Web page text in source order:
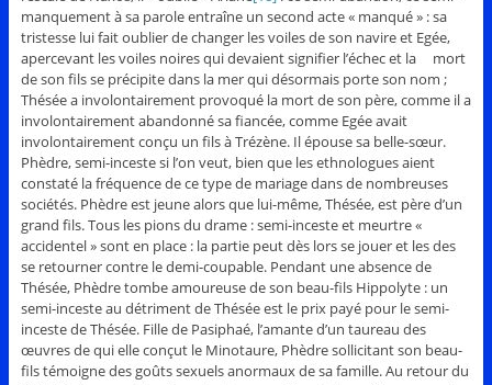
manquement à sa parole entraîne un second acte « manqué » : sa
tristesse lui fait oublier de changer les voiles de son navire et Egée,
apercevant les voiles noires qui devaient signifier l’échec et la mort
de son fils se précipite dans la mer qui désormais porte son nom ;
Thésée a involontairement provoqué la mort de son père, comme il a
involontairement abandonné sa fiancée, comme Egée avait
involontairement conçu un fils à Trézène. Il épouse sa belle-sœur.
Phèdre, semi-inceste si l’on veut, bien que les ethnologues aient
constaté la fréquence de ce type de mariage dans de nombreuses
sociétés. Phèdre est jeune alors que lui-même, Thésée, est père d’un
grand fils. Tous les pions du drame : semi-inceste et meurtre «
accidentel » sont en place : la partie peut dès lors se jouer et les des
se retourner contre le demi-coupable. Pendant une absence de
Thésée, Phèdre tombe amoureuse de son beau-fils Hippolyte : un
semi-inceste au détriment de Thésée est le prix payé pour le semi-
inceste de Thésée. Fille de Pasiphaé, l’amante d’un taureau des
œuvres de qui elle conçut le Minotaure, Phèdre sollicitant son beau-
fils témoigne des goûts sexuels anormaux de sa famille. Au retour du